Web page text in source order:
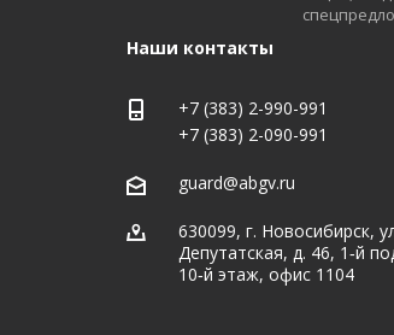
Наши контакты
+7 (383) 2-990-991
+7 (383) 2-090-991
guard@abgv.ru
630099, г. Новосибирск,
Депутатская, д. 46, 1‑й
10‑й этаж, офис 1104